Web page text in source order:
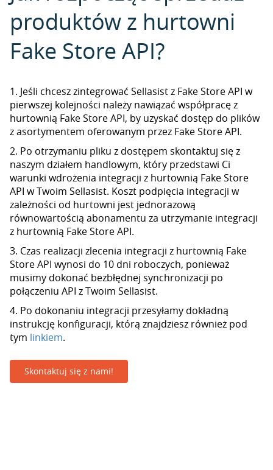
produktów z hurtowni
Fake Store API?
1. Jeśli chcesz zintegrować Sellasist z Fake Store API w
pierwszej kolejności należy nawiązać współpracę z
hurtownią Fake Store API, by uzyskać dostęp do plików
z asortymentem oferowanym przez Fake Store API.
2. Po otrzymaniu pliku z dostępem skontaktuj się z
naszym działem handlowym, który przedstawi Ci
warunki wdrożenia integracji z hurtownią Fake Store
API w Twoim Sellasist. Koszt podpięcia integracji w
zależności od hurtowni jest jednorazową
równowartością abonamentu za utrzymanie integracji
z hurtownią Fake Store API.
3. Czas realizacji zlecenia integracji z hurtownią Fake
Store API wynosi do 10 dni roboczych, ponieważ
musimy dokonać bezbłędnej synchronizacji po
połączeniu API z Twoim Sellasist.
4. Po dokonaniu integracji przesyłamy dokładną
instrukcję konfiguracji, którą znajdziesz również pod
tym linkiem.
Skontaktuj się z nami!